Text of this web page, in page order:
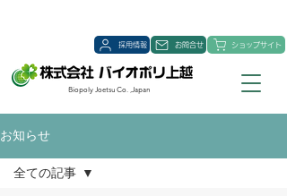
Biopoly Joetsu Co. ,Japan
お問合せ ショップサイト
採用情報
お知らせ
全ての記事